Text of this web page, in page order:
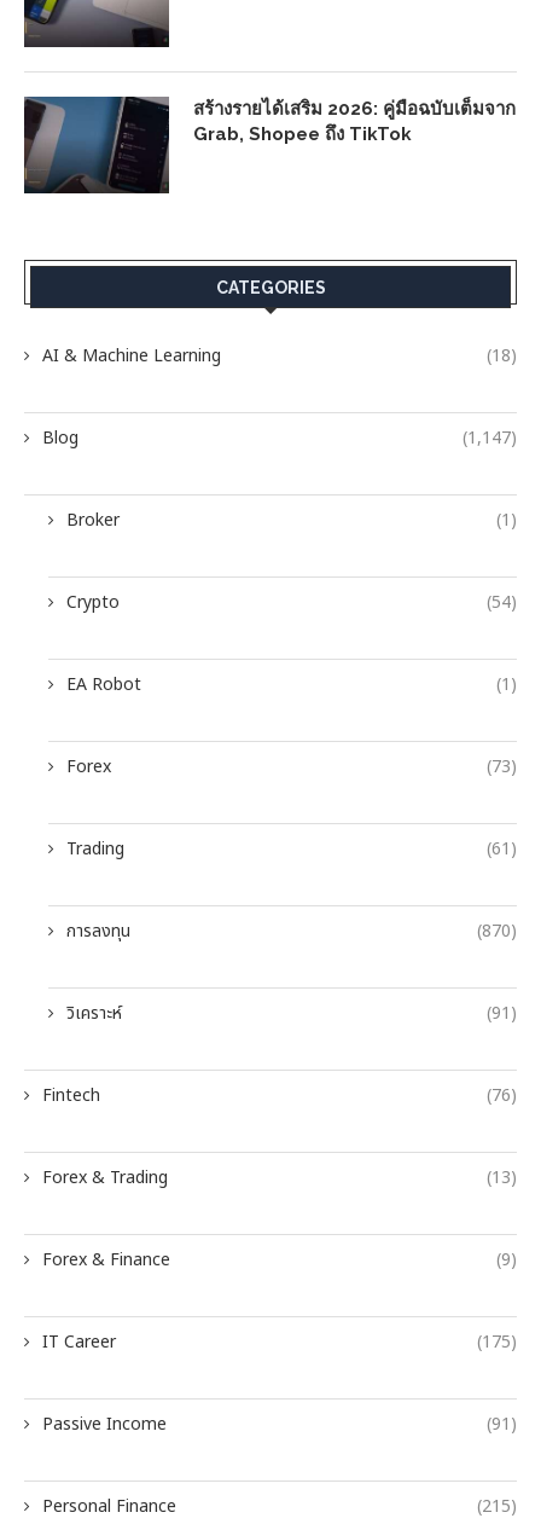
สร้างรายได้เสริม 2026: คู่มือฉบับเต็มจาก
Grab, Shopee ถึง TikTok
CATEGORIES
AI & Machine Learning (18)
Blog (1,147)
Broker (1)
Crypto (54)
EA Robot (1)
Forex (73)
Trading (61)
การลงทุน (870)
วิเคราะห์ (91)
Fintech (76)
Forex & Trading (13)
Forex & Finance (9)
IT Career (175)
Passive Income (91)
Personal Finance (215)